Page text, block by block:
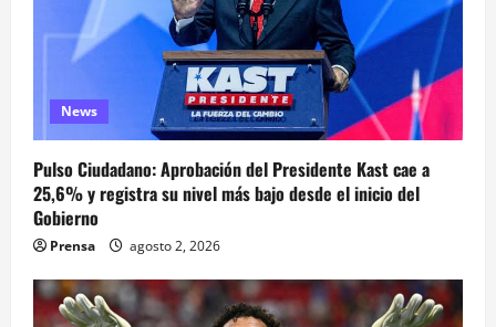
News
Pulso Ciudadano: Aprobación del Presidente Kast cae a
25,6% y registra su nivel más bajo desde el inicio del
Gobierno
Prensa agosto 2, 2026